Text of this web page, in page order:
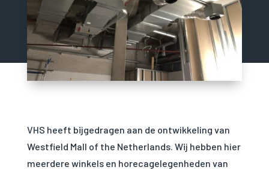
VHS heeft bijgedragen aan de ontwikkeling van
Westfield Mall of the Netherlands. Wij hebben hier
meerdere winkels en horecagelegenheden van